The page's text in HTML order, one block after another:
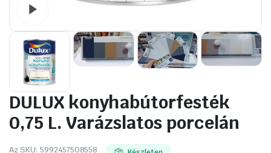
DULUX konyhabútorfesték
0,75 L. Varázslatos porcelán
Az SKU: 5992457508558